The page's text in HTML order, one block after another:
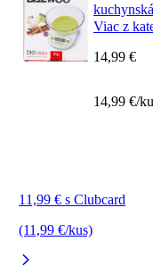
Viac z
11,99 € s Clubcard
(11,99 €/kus)
14,99 €
14,99 €/